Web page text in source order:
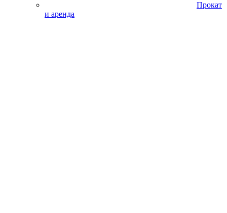
Прокат
и аренда